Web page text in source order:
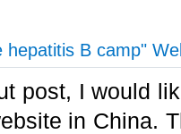
B camp"
I would
in China.